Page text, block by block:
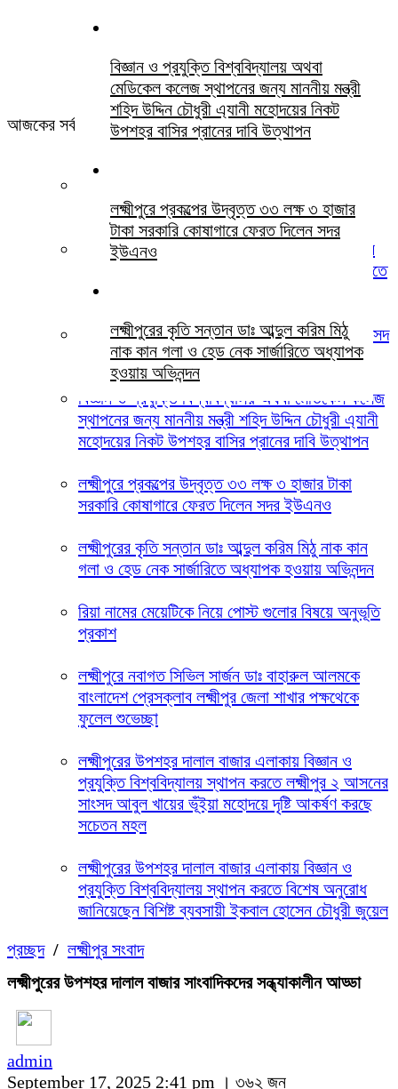
বিজ্ঞান ও প্রযুক্তি বিশ্ববিদ্যালয় অথবা
মেডিকেল কলেজ স্থাপনের জন্য মাননীয় মন্ত্রী
শহিদ উদ্দিন চৌধুরী এ্যানী মহোদয়ের নিকট
উপশহর বাসির প্রানের দাবি উত্থাপন
লক্ষ্মীপুরে প্রকল্পের উদ্বৃত্ত ৩৩ লক্ষ ৩ হাজার
টাকা সরকারি কোষাগারে ফেরত দিলেন সদর
ইউএনও
লক্ষ্মীপুরের কৃতি সন্তান ডাঃ আব্দুল করিম মিঠু
নাক কান গলা ও হেড নেক সার্জারিতে অধ্যাপক
হওয়ায় অভিনন্দন
আজকের সর্বশেষ সবখবর
স্মৃতিস্তম্ভে জেলা পুলিশের পুষ্পস্তবক অর্পণ
লক্ষ্মীপুরের দালাল বাজার ডিগ্রি কলেজ পরিচালনা পর্ষদের
সভাপতি হিসেবে ইকবাল হোসেন চৌধুরী জুয়েল কে দেখতে
চায় অভিভাবক বৃন্দ
নতুন মন্ত্রিসভার সদস্য হিসেবে লক্ষ্মীপুর ২ আসনের সাংসদ
আবুল খায়ের ভূঁইয়া কে দেখতে চায় এলাকাবাসী
বিজ্ঞান ও প্রযুক্তি বিশ্ববিদ্যালয় অথবা মেডিকেল কলেজ
স্থাপনের জন্য মাননীয় মন্ত্রী শহিদ উদ্দিন চৌধুরী এ্যানী
মহোদয়ের নিকট উপশহর বাসির প্রানের দাবি উত্থাপন
লক্ষ্মীপুরে প্রকল্পের উদ্বৃত্ত ৩৩ লক্ষ ৩ হাজার টাকা
সরকারি কোষাগারে ফেরত দিলেন সদর ইউএনও
লক্ষ্মীপুরের কৃতি সন্তান ডাঃ আব্দুল করিম মিঠু নাক কান
গলা ও হেড নেক সার্জারিতে অধ্যাপক হওয়ায় অভিনন্দন
রিয়া নামের মেয়েটিকে নিয়ে পোস্ট গুলোর বিষয়ে অনুভূতি
প্রকাশ
লক্ষ্মীপুরে নবাগত সিভিল সার্জন ডাঃ বাহারুল আলমকে
বাংলাদেশ প্রেসক্লাব লক্ষ্মীপুর জেলা শাখার পক্ষথেকে
ফুলেল শুভেচ্ছা
লক্ষ্মীপুরের উপশহর দালাল বাজার এলাকায় বিজ্ঞান ও
প্রযুক্তি বিশ্ববিদ্যালয় স্থাপন করতে লক্ষ্মীপুর ২ আসনের
সাংসদ আবুল খায়ের ভূঁইয়া মহোদয়ে দৃষ্টি আকর্ষণ করছে
সচেতন মহল
লক্ষ্মীপুরের উপশহর দালাল বাজার এলাকায় বিজ্ঞান ও
প্রযুক্তি বিশ্ববিদ্যালয় স্থাপন করতে বিশেষ অনুরোধ
জানিয়েছেন বিশিষ্ট ব্যবসায়ী ইকবাল হোসেন চৌধুরী জুয়েল
প্রচ্ছদ/ লক্ষ্মীপুর সংবাদ
লক্ষ্মীপুরের উপশহর দালাল বাজার সাংবাদিকদের সন্ধ্যাকালীন আড্ডা
admin
September 17, 2025 2:41 pm । ৩৬২ জন